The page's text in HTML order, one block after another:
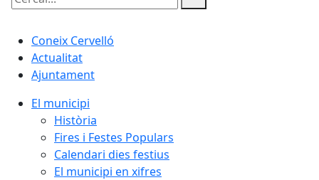
Cercar:
Coneix Cervelló
Actualitat
Ajuntament
El municipi
Història
Fires i Festes Populars
Calendari dies festius
El municipi en xifres